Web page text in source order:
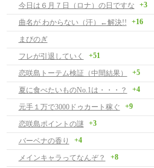
今日は６月７日（ロナ）の日ですな
+3
曲名が わからない（汗）←解決!! +16
まびのぎ
フレが引退していく
+51
恋咲島トーテム検証（中間結果） +5
夏に食べたいものNo.1は・・・？ +4
元手１万で3000ドゥカート稼ぐ +9
恋咲島ポイントの謎 +3
バーベナの香り +4
メインキャラってなんぞ？ +8